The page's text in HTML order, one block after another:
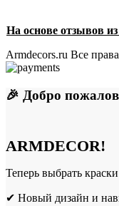
На основе отзывов
Armdecors.ru Все
🎉 Добро
ARMDECOR!
Теперь выбрать
✔ Новый дизайн и